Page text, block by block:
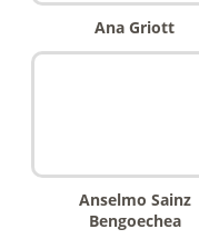
Ana Griott
Anselmo Sainz
Bengoechea